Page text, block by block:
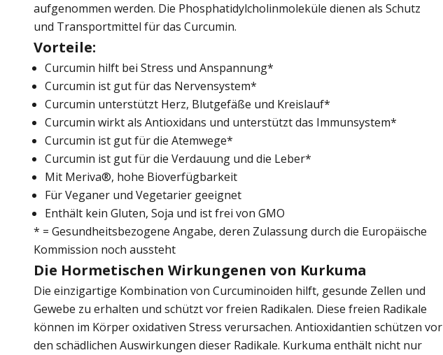
aufgenommen werden. Die Phosphatidylcholinmoleküle dienen als Schutz
und Transportmittel für das Curcumin.
Vorteile:
Curcumin hilft bei Stress und Anspannung*
Curcumin ist gut für das Nervensystem*
Curcumin unterstützt Herz, Blutgefäße und Kreislauf*
Curcumin wirkt als Antioxidans und unterstützt das Immunsystem*
Curcumin ist gut für die Atemwege*
Curcumin ist gut für die Verdauung und die Leber*
Mit Meriva®, hohe Bioverfügbarkeit
Für Veganer und Vegetarier geeignet
Enthält kein Gluten, Soja und ist frei von GMO
* = Gesundheitsbezogene Angabe, deren Zulassung durch die Europäische
Kommission noch aussteht
Die Hormetischen Wirkungenen von Kurkuma
Die einzigartige Kombination von Curcuminoiden hilft, gesunde Zellen und
Gewebe zu erhalten und schützt vor freien Radikalen. Diese freien Radikale
können im Körper oxidativen Stress verursachen. Antioxidantien schützen vor
den schädlichen Auswirkungen dieser Radikale. Kurkuma enthält nicht nur